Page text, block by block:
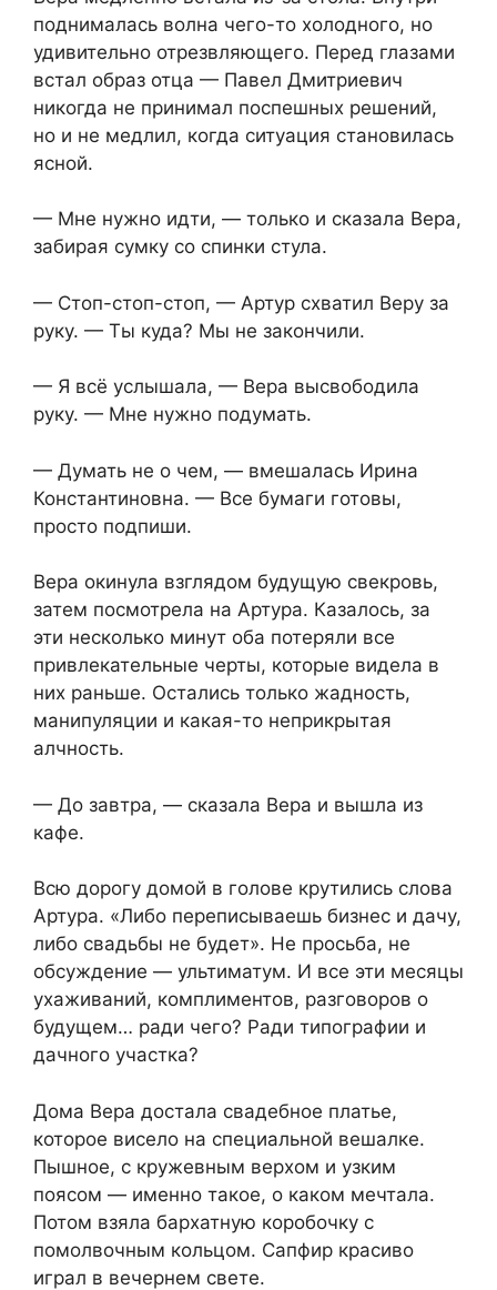
поднималась волна чего-то холодного, но
удивительно отрезвляющего. Перед глазами
встал образ отца — Павел Дмитриевич
никогда не принимал поспешных решений,
но и не медлил, когда ситуация становилась
ясной.
— Мне нужно идти, — только и сказала Вера,
забирая сумку со спинки стула.
— Стоп-стоп-стоп, — Артур схватил Веру за
руку. — Ты куда? Мы не закончили.
— Я всё услышала, — Вера высвободила
руку. — Мне нужно подумать.
— Думать не о чем, — вмешалась Ирина
Константиновна. — Все бумаги готовы,
просто подпиши.
Вера окинула взглядом будущую свекровь,
затем посмотрела на Артура. Казалось, за
эти несколько минут оба потеряли все
привлекательные черты, которые видела в
них раньше. Остались только жадность,
манипуляции и какая-то неприкрытая
алчность.
— До завтра, — сказала Вера и вышла из
кафе.
Всю дорогу домой в голове крутились слова
Артура. «Либо переписываешь бизнес и дачу,
либо свадьбы не будет». Не просьба, не
обсуждение — ультиматум. И все эти месяцы
ухаживаний, комплиментов, разговоров о
будущем… ради чего? Ради типографии и
дачного участка?
Дома Вера достала свадебное платье,
которое висело на специальной вешалке.
Пышное, с кружевным верхом и узким
поясом — именно такое, о каком мечтала.
Потом взяла бархатную коробочку с
помолвочным кольцом. Сапфир красиво
играл в вечернем свете.